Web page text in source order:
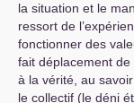
la situation et le
ressort de
fonctionner des
fait déplacement
à la vérité, au
le collectif (le déni